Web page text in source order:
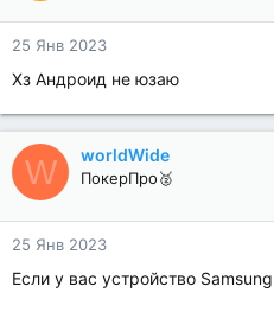
25 Янв 2023
Хз Андроид не юзаю
W worldWide
ПокерПро🥈
25 Янв 2023
Если у вас устройство